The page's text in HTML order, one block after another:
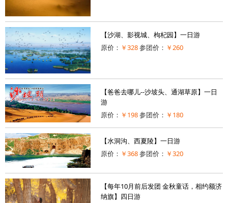
【沙湖、影视城、枸杞园】一日游
原价： ￥328参团价： ￥260
【爸爸去哪儿--沙坡头、通湖草原】一日
游
原价： ￥198参团价： ￥180
【水洞沟、西夏陵】一日游
原价： ￥368参团价： ￥320
【每年10月前后发团 金秋童话，相约额济
纳旗】四日游